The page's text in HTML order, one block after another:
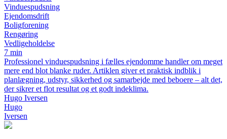
Vinduespudsning
Ejendomsdrift
Boligforening
Rengøring
Vedligeholdelse
7 min
Professionel vinduespudsning i fælles ejendomme handler om meget
mere end blot blanke ruder. Artiklen giver et praktisk indblik i
planlægning, udstyr, sikkerhed og samarbejde med beboere – alt det,
der sikrer et flot resultat og et godt indeklima.
Hugo Iversen
Hugo
Iversen